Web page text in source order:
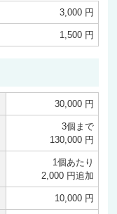
3,000 円
1,500 円
30,000 円
3個まで
130,000 円
1個あたり
2,000 円追加
10,000 円